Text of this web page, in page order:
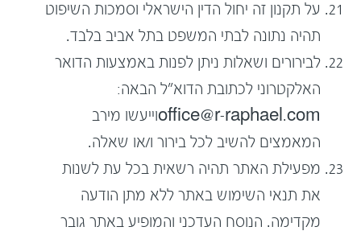
על תקנון זה יחול הדין הישראלי וסמכות השיפוט
תהיה נתונה לבתי המשפט בתל אביב בלבד.
לבירורים ושאלות ניתן לפנות באמצעות הדואר
האלקטרוני לכתובת הדוא"ל הבאה:
office@r-raphael.comוייעשו מירב
המאמצים להשיב לכל בירור ו/או שאלה.
מפעילת האתר תהיה רשאית בכל עת לשנות
את תנאי השימוש באתר ללא מתן הודעה
מקדימה. הנוסח העדכני והמופיע באתר גובר